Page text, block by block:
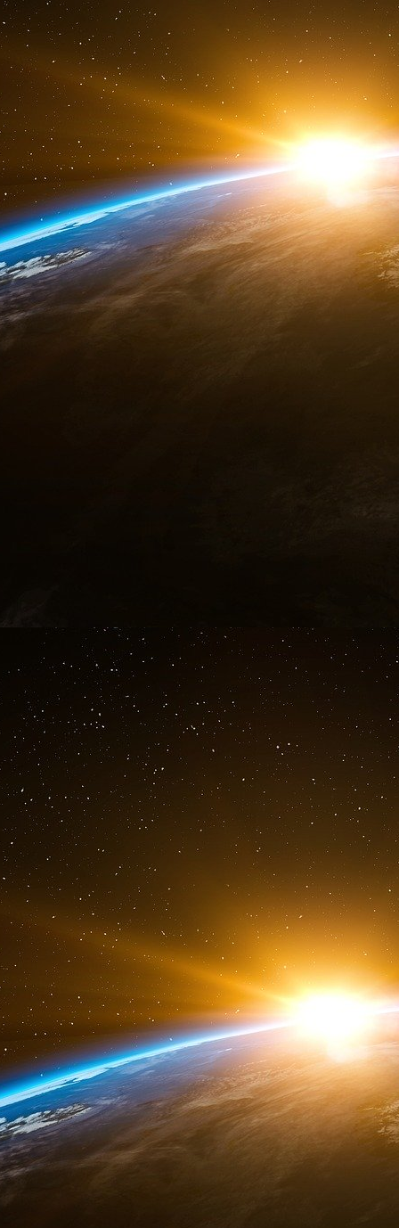
Mais une question subsiste : à qui seront
quel point ? Car si « nous serons tous
technologie est aussi le plus grand Big Brother
Source